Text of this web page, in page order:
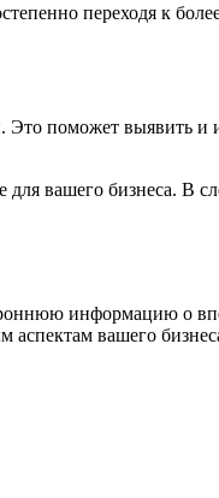
переходя к
поможет выявить и
вашего бизнеса. В
информацию о
аспектам вашего